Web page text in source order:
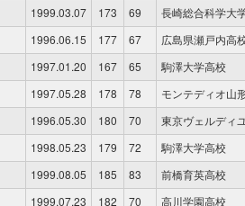
1999.03.07 173 69
長崎総合科学大
1996.06.15 177 67
広島県瀬戸内高
1997.01.20 167 65
駒澤大学高校
1997.05.28 178 78
モンテディオ山
1996.05.30 180 70
東京ヴェルディ
1998.05.23 179 72
駒澤大学高校
1999.08.05 185 83
前橋育英高校
1999.07.23 182 70
高川学園高校